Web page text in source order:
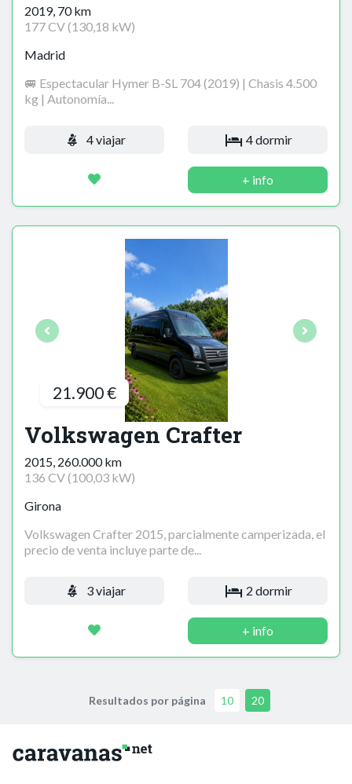
2019, 70 km
177 CV (130,18 kW)
Madrid
🚐 Espectacular Hymer B-SL 704 (2019) | Chasis 4.500
kg | Autonomía...
4 viajar 4 dormir
+ info
21.900 €
Volkswagen Crafter
2015, 260.000 km
136 CV (100,03 kW)
Girona
Volkswagen Crafter 2015, parcialmente camperizada, el
precio de venta incluye parte de...
3 viajar 2 dormir
+ info
Resultados por página 10 20